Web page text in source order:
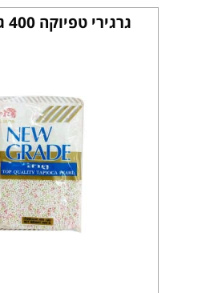
גרגירי טפיוקה 400 גרם 薯淀